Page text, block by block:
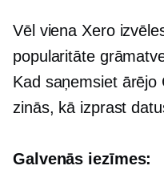
Vēl viena Xero
popularitāte
Kad saņemsiet ārējo
zinās, kā izprast
Galvenās iezīmes: